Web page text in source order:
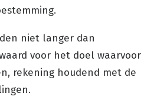
niet langer dan
voor het doel waarvoor
rekening houdend met de